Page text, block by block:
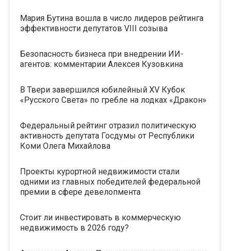
Мария Бутина вошла в число лидеров рейтинга
эффективности депутатов VIII созыва
Безопасность бизнеса при внедрении ИИ-
агентов: комментарии Алексея Кузовкина
В Твери завершился юбилейный XV Кубок
«Русского Света» по гребле на лодках «Дракон»
Федеральный рейтинг отразил политическую
активность депутата Госдумы от Республики
Коми Олега Михайлова
Проекты курортной недвижимости стали
одними из главных победителей федеральной
премии в сфере девелопмента
Стоит ли инвестировать в коммерческую
недвижимость в 2026 году?